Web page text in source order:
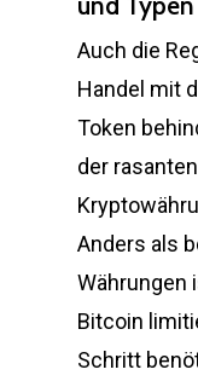
Auch die
Handel mit
Token
der
Anders als
Währungen
Bitcoin
Schritt